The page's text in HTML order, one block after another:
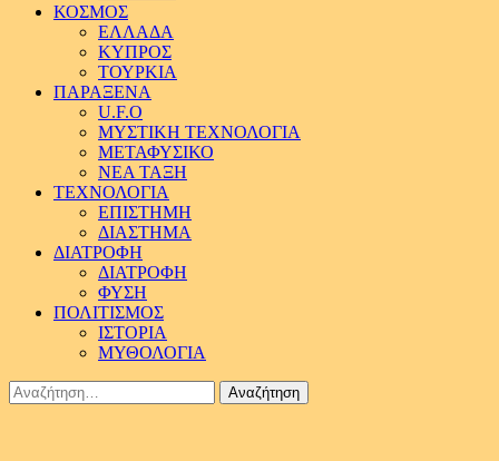
ΚΟΣΜΟΣ
ΕΛΛΑΔΑ
ΚΥΠΡΟΣ
ΤΟΥΡΚΙΑ
ΠΑΡΑΞΕΝΑ
U.F.O
ΜΥΣΤΙΚΗ ΤΕΧΝΟΛΟΓΙΑ
ΜΕΤΑΦΥΣΙΚΟ
ΝΕΑ ΤΑΞΗ
ΤΕΧΝΟΛΟΓΙΑ
ΕΠΙΣΤΗΜΗ
ΔΙΑΣΤΗΜΑ
ΔΙΑΤΡΟΦΗ
ΔΙΑΤΡΟΦΗ
ΦΥΣΗ
ΠΟΛΙΤΙΣΜΟΣ
ΙΣΤΟΡΙΑ
ΜΥΘΟΛΟΓΙΑ
Αναζήτηση
για: